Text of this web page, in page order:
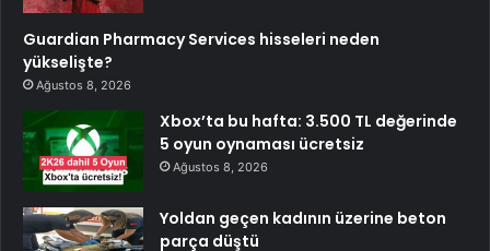
Guardian Pharmacy Services hisseleri neden
yükselişte?
Ağustos 8, 2026
Xbox’ta bu hafta: 3.500 TL değerinde
5 oyun oynaması ücretsiz
Ağustos 8, 2026
Yoldan geçen kadının üzerine beton
parça düştü